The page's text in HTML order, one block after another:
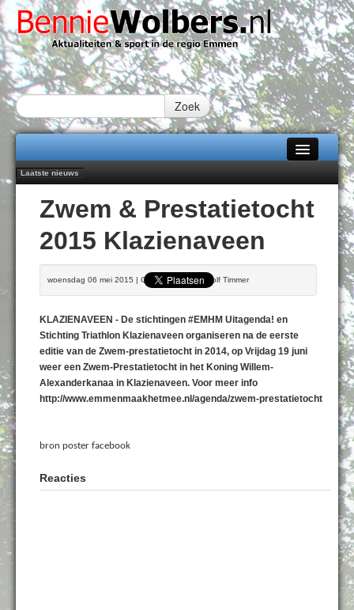
Zoek
Home
Alle categorieën
Over Bennie Wolbers
Fotoboek
Laatste nieuws
Peter van Dijk Projects & Investments breidt samenwerking Emmen uit als
nieuwe rugsponsor
Najaar '26 staat live!
102 kaarsen voor eeuwling Mieke Sijbom-Maatje
Lex Baas terug in het groen-wit: “Ik heb het spelletje altijd gemist”
Zwem & Prestatietocht
2015 Klazienaveen
woensdag 06 mei 2015 | Geschreven door Rolf Timmer
KLAZIENAVEEN - De stichtingen #EMHM Uitagenda! en
Stichting Triathlon Klazienaveen organiseren na de eerste
editie van de Zwem-prestatietocht in 2014, op Vrijdag 19 juni
weer een Zwem-Prestatietocht in het Koning Willem-
Alexanderkanaa in Klazienaveen. Voor meer info
http://www.emmenmaakhetmee.nl/agenda/zwem-prestatietocht
bron poster facebook
Reacties